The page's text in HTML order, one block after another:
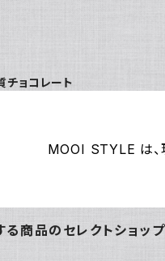
チョコレート
MOOI STYLE は、
る商品のセレクトショ